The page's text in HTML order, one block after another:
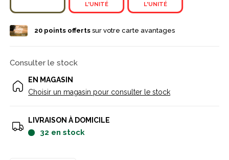
L'UNITÉ L'UNITÉ
20points offertssur votre carte avantages
Consulter le stock
EN MAGASIN
Choisir un magasin pour consulter le stock
LIVRAISON À DOMICILE
32 en stock